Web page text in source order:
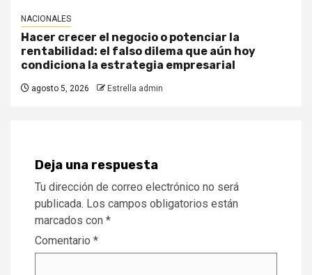
NACIONALES
Hacer crecer el negocio o potenciar la
rentabilidad: el falso dilema que aún hoy
condiciona la estrategia empresarial
agosto 5, 2026 Estrella admin
Deja una respuesta
Tu dirección de correo electrónico no será
publicada. Los campos obligatorios están
marcados con *
Comentario *